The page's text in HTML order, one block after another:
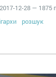
2017-12-28 — 1875
розшук